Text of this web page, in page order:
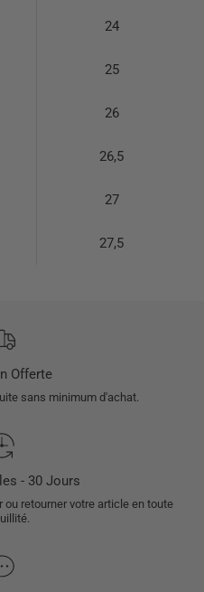
24
25
26
26,5
27
27,5
Offerte
sans minimum d'achat.
- 30 Jours
ou retourner votre article en toute